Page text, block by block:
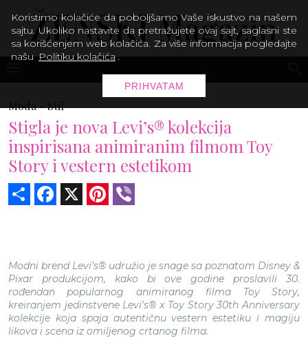
Moda -Stil
Stigla je nova Levi’s® kolekcija
inspirisana animiranim filmom Toy
Story i vestern estetikom
Share Facebook Pinterest
Modni brend Levi’s® udružio je snage sa poznatom Disney &
Pixar produkcijom, kako bi ove godine proslavili 30.
rođendan popularnog animiranog filma Toy Story,
kreiranjem jedinstvene Levi’s® x Toy Story 30th Anniversary
kolekcije koja spaja autentičnu vestern estetiku i magiju
likova i scena iz omiljenog crtanog filma.
Koristimo kolačiće da poboljšamo Vaše iskustvo na našem
sajtu. Ukoliko nastavite da pretražujete ovaj sajt, saglasni ste
sa korišćenjem web kolačića. Za više informacija pogledajte
našu Politiku kolačića .
PRIHVATAM